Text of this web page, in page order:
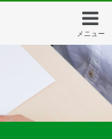
メニュー